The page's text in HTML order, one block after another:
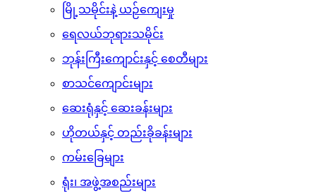
မြို့သမိုင်းနဲ့ ယဉ်ကျေးမှု
ရေလယ်ဘုရားသမိုင်း
ဘုန်းကြီးကျောင်းနှင့် စေတီများ
စာသင်ကျောင်းများ
ဆေးရုံနှင့် ဆေးခန်းများ
ဟိုတယ်နှင့် တည်းခိုခန်းများ
ကမ်းခြေများ
ရုံး၊ အဖွဲ့အစည်းများ